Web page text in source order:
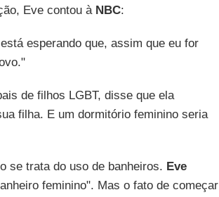
Eve contou à NBC:
esperando que, assim que eu for
de filhos LGBT, disse que ela
filha. E um dormitório feminino seria
se trata do uso de banheiros. Eve
feminino". Mas o fato de começar